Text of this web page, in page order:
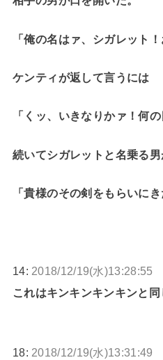
「俺の名はァ、シガレット
ケンティが返して言うには
「くッ、いきなりかァ！何の
続いてシガレットと名乗る男
「貴様のその剣をもらいにき
14: 2018/12/19(水)13:28:55
これはキンキンキンキンと
18: 2018/12/19(水)13:31:49